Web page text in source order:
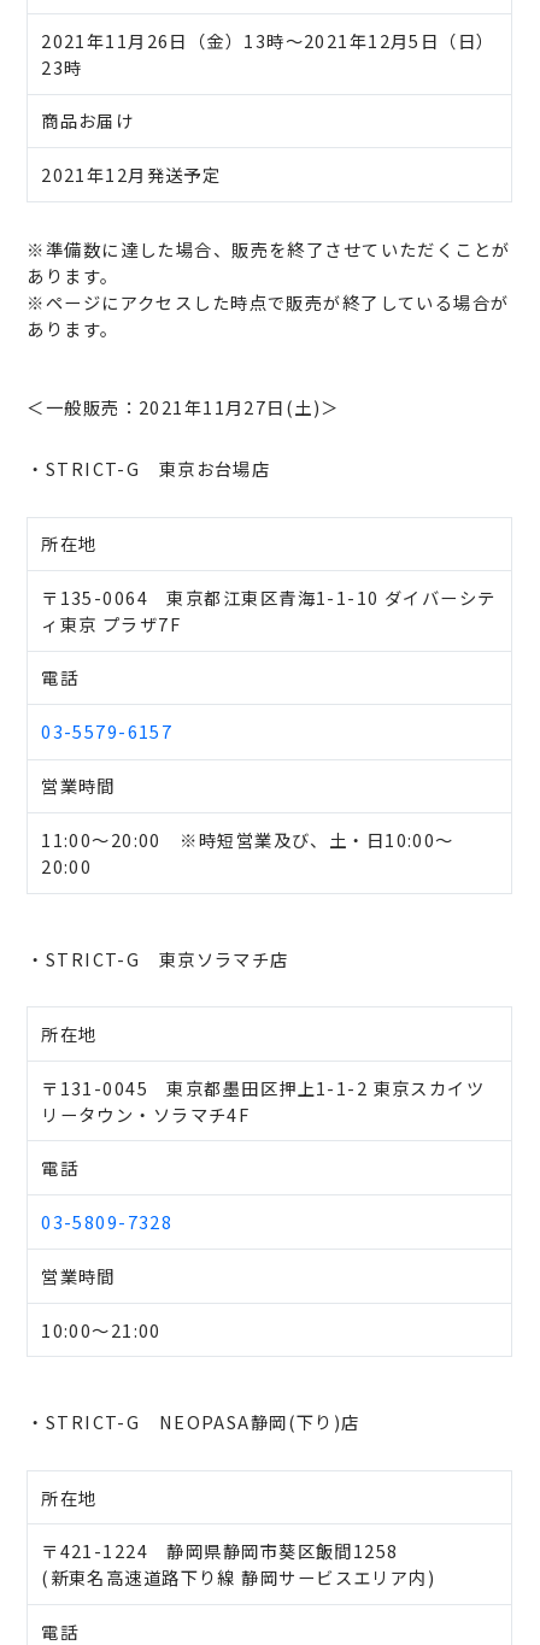
2021年11月26日（金）13時～2021年12月5日（日）
23時
商品お届け
2021年12月発送予定
※準備数に達した場合、販売を終了させていただくことが
あります。
※ページにアクセスした時点で販売が終了している場合が
あります。
＜一般販売：2021年11月27日(土)＞
・STRICT-G 東京お台場店
所在地
〒135-0064 東京都江東区青海1-1-10 ダイバーシテ
ィ東京 プラザ7F
電話
03-5579-6157
営業時間
11:00～20:00 ※時短営業及び、土・日10:00～
20:00
・STRICT-G 東京ソラマチ店
所在地
〒131-0045 東京都墨田区押上1-1-2 東京スカイツ
リータウン・ソラマチ4F
電話
03-5809-7328
営業時間
10:00～21:00
・STRICT-G NEOPASA静岡(下り)店
所在地
〒421-1224 静岡県静岡市葵区飯間1258
(新東名高速道路下り線 静岡サービスエリア内)
電話